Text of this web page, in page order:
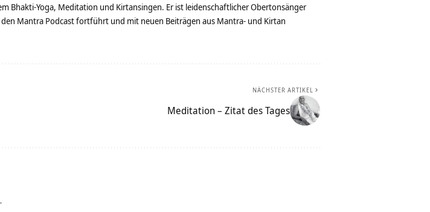
Bhakti-Yoga, Meditation und Kirtansingen. Er ist leidenschaftlicher Obertonsänger
Mantra Podcast fortführt und mit neuen Beiträgen aus Mantra- und Kirtan
NÄCHSTER ARTIKEL
Meditation – Zitat des Tages